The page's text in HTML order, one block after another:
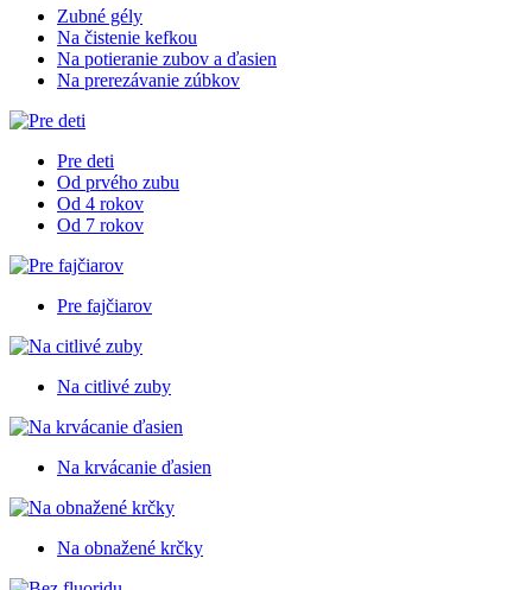
Zubné gély
Na čistenie kefkou
Na potieranie zubov a ďasien
Na prerezávanie zúbkov
Pre deti
Od prvého zubu
Od 4 rokov
Od 7 rokov
Pre fajčiarov
Na citlivé zuby
Na krvácanie ďasien
Na obnažené krčky